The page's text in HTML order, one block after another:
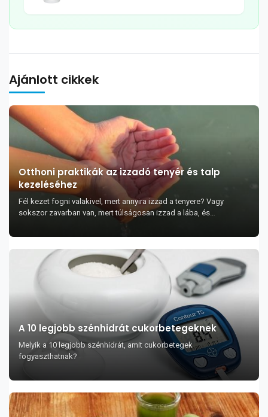
Ajánlott cikkek
Otthoni praktikák az izzadó tenyér és talp
kezeléséhez
Fél kezet fogni valakivel, mert annyira izzad a tenyere? Vagy
sokszor zavarban van, mert túlságosan izzad a lába, és
kellemetlen szagú? Ha ez megnyugtatja, nincs...
A 10 legjobb szénhidrát cukorbetegeknek
Melyik a 10 legjobb szénhidrát, amit cukorbetegek
fogyaszthatnak?